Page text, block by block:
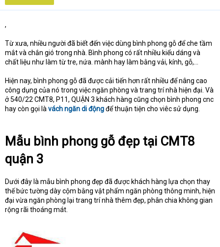
r
,
Từ xưa, nhiều người đã biết đến việc dùng bình phong gỗ để che tầm
mắt và chắn gió trong nhà. Bình phong có rất nhiều kiểu dáng và
chất liệu như làm từ tre, nứa. mành hay làm bằng vải, kính, gỗ,…
Hiện nay, bình phong gỗ đã được cải tiến hơn rất nhiều để nâng cao
công dụng của nó trong việc ngăn phòng và trang trí nhà hiện đại. Và
ở 540/22 CMT8, P11, QUẬN 3 khách hàng cũng chọn bình phong cnc
hay còn gọi làvách ngăn di độngđể thuận tiện cho viêc sử dụng.
Mẫu bình phong gỗ đẹp tại CMT8
quận 3
Dưới đây là mẫu bình phong đẹp đã được khách hàng lựa chọn thay
thế bức tường dày cộm bằng vật phẩm ngăn phòng thông minh, hiện
đại vừa ngăn phòng lại trang trí nhà thêm đẹp, phân chia không gian
rộng rãi thoáng mát.